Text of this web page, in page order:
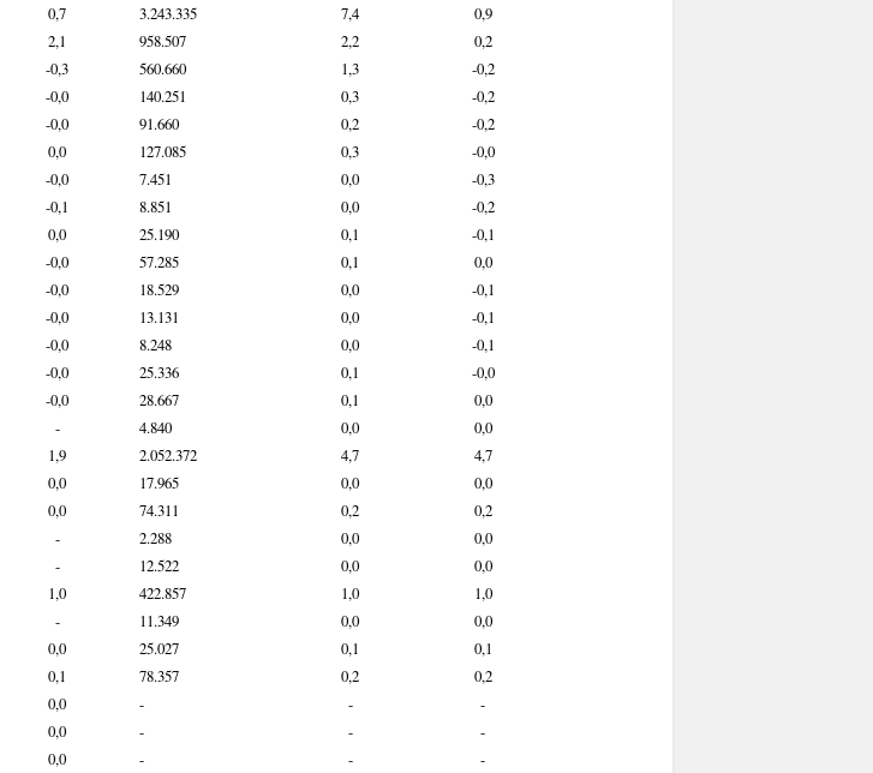
0,7 3.243.335 7,4
0,9
2,1 958.507 2,2
0,2
-0,3 560.660 1,3
-0,2
-0,0 140.251 0,3
-0,2
-0,0 91.660 0,2
-0,2
0,0 127.085 0,3
-0,0
-0,0 7.451 0,0
-0,3
-0,1 8.851 0,0
-0,2
0,0 25.190 0,1
-0,1
-0,0 57.285 0,1
0,0
-0,0 18.529 0,0
-0,1
-0,0 13.131 0,0
-0,1
-0,0 8.248 0,0
-0,1
-0,0 25.336 0,1
-0,0
-0,0 28.667 0,1
0,0
- 4.840 0,0
0,0
1,9 2.052.372 4,7
4,7
0,0 17.965 0,0
0,0
0,0 74.311 0,2
0,2
- 2.288 0,0
0,0
- 12.522 0,0
0,0
1,0 422.857 1,0
1,0
- 11.349 0,0
0,0
0,0 25.027 0,1
0,1
0,1 78.357 0,2
0,2
0,0 - -
-
0,0 - -
-
0,0 - -
-